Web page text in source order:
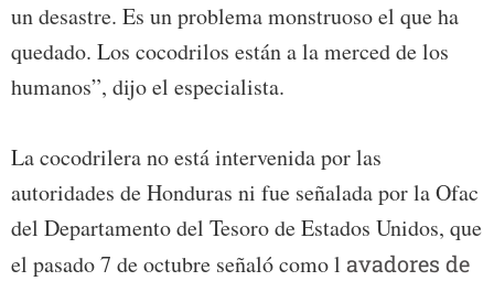
un desastre. Es un problema monstruoso el que ha
quedado. Los cocodrilos están a la merced de los
humanos”, dijo el especialista.
La cocodrilera no está intervenida por las
autoridades de Honduras ni fue señalada por la Ofac
del Departamento del Tesoro de Estados Unidos, que
el pasado 7 de octubre señaló como l avadores de